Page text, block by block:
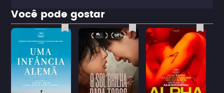
Você pode gostar